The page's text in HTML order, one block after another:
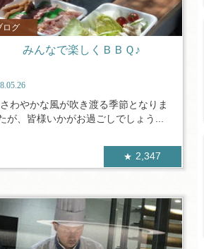
ログ
みんなで楽しくＢＢＱ♪
わやかな風が吹き渡る季節となりま
が、皆様いかがお過ごしでしょう...
2,347